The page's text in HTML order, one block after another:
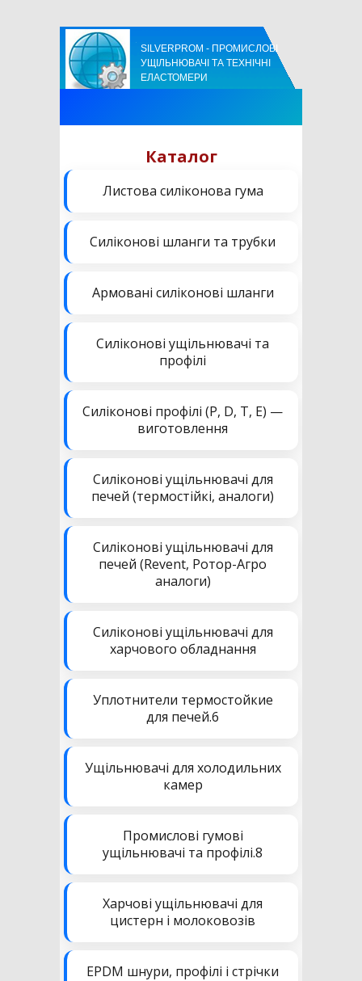
SILVERPROM - ПРОМИСЛОВІ
УЩІЛЬНЮВАЧІ ТА ТЕХНІЧНІ
ЕЛАСТОМЕРИ
Каталог
Листова силіконова гума
Силіконові шланги та трубки
Армовані силіконові шланги
Силіконові ущільнювачі та
профілі
Силіконові профілі (P, D, T, E) —
виготовлення
Силіконові ущільнювачі для
печей (термостійкі, аналоги)
Силіконові ущільнювачі для
печей (Revent, Ротор-Агро
аналоги)
Силіконові ущільнювачі для
харчового обладнання
Уплотнители термостойкие
для печей.6
Ущільнювачі для холодильних
камер
Промислові гумові
ущільнювачі та профілі.8
Харчові ущільнювачі для
цистерн і молоковозів
EPDM шнури, профілі і стрічки